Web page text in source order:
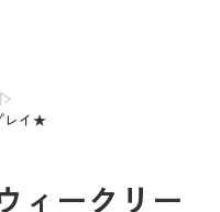
レイ★
ィークリー